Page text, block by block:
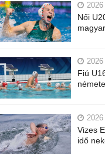
Női
Fiú
Vizes
idő